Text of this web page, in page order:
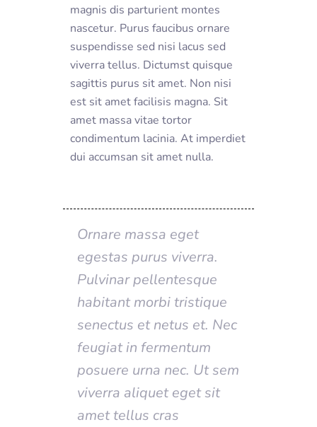
magnis dis parturient montes
nascetur. Purus faucibus ornare
suspendisse sed nisi lacus sed
viverra tellus. Dictumst quisque
sagittis purus sit amet. Non nisi
est sit amet facilisis magna. Sit
amet massa vitae tortor
condimentum lacinia. At imperdiet
dui accumsan sit amet nulla.
Ornare massa eget
egestas purus viverra.
Pulvinar pellentesque
habitant morbi tristique
senectus et netus et. Nec
feugiat in fermentum
posuere urna nec. Ut sem
viverra aliquet eget sit
amet tellus cras